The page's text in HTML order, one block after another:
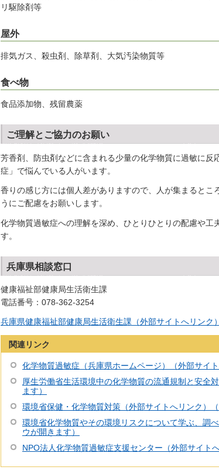
リ駆除剤等
屋外
排気ガス、殺虫剤、除草剤、大気汚染物質等
食べ物
食品添加物、残留農薬
ご理解とご協力のお願い
芳香剤、防虫剤などに含まれる少量の化学物質に過敏に
症」で悩んでいる人がいます。
香りの感じ方には個人差がありますので、人が集まると
うにご配慮をお願いします。
化学物質過敏症への理解を深め、ひとりひとりの配慮や
す。
兵庫県相談窓口
健康福祉部健康局生活衛生課
電話番号：078-362-3254
兵庫県健康福祉部健康局生活衛生課（外部サイトへリンク
関連リンク
化学物質過敏症（兵庫県ホームページ）（外部サイ
厚生労働省生活環境中の化学物質の流通規制と安全
ます）
環境省保健・化学物質対策（外部サイトへリンク）
環境省化学物質やその環境リスクについて学ぶ、調
ウが開きます）
NPO法人化学物質過敏症支援センター（外部サイト